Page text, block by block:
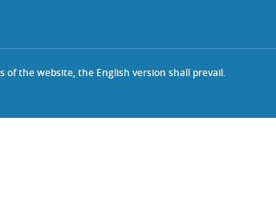
the website, the English version shall prevail.